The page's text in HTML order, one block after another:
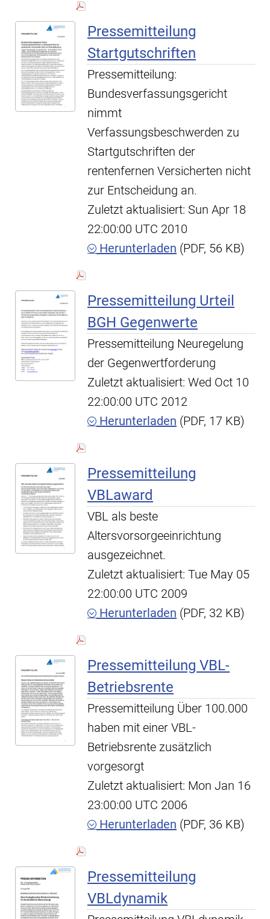
Pressemitteilung
Startgutschriften
Pressemitteilung:
Bundesverfassungsgericht
nimmt
Verfassungsbeschwerden zu
Startgutschriften der
rentenfernen Versicherten nicht
zur Entscheidung an.
Zuletzt aktualisiert: Sun Apr 18
22:00:00 UTC 2010
Herunterladen (PDF, 56 KB)
Pressemitteilung Urteil
BGH Gegenwerte
Pressemitteilung Neuregelung
der Gegenwertforderung
Zuletzt aktualisiert: Wed Oct 10
22:00:00 UTC 2012
Herunterladen (PDF, 17 KB)
Pressemitteilung
VBLaward
VBL als beste
Altersvorsorgeeinrichtung
ausgezeichnet.
Zuletzt aktualisiert: Tue May 05
22:00:00 UTC 2009
Herunterladen (PDF, 32 KB)
Pressemitteilung VBL-
Betriebsrente
Pressemitteilung Über 100.000
haben mit einer VBL-
Betriebsrente zusätzlich
vorgesorgt
Zuletzt aktualisiert: Mon Jan 16
23:00:00 UTC 2006
Herunterladen (PDF, 36 KB)
Pressemitteilung
VBLdynamik